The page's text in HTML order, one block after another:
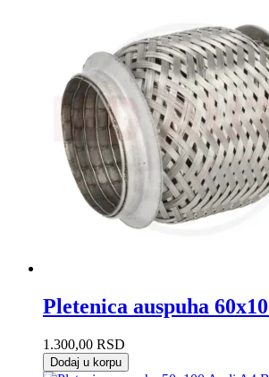
Pletenica auspuha
1.300,00 RSD
Dodaj u korpu